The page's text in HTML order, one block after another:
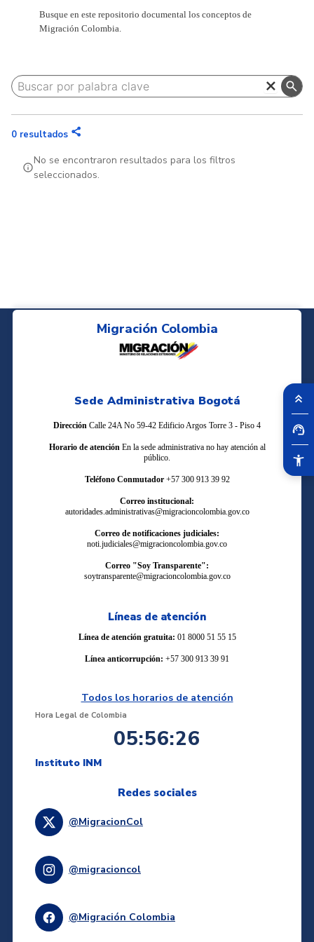
Busque en este repositorio documental los conceptos de
Migración Colombia.
close search
0 resultados share
info
No se encontraron resultados para los filtros
seleccionados.
Migración Colombia
Sede Administrativa Bogotá
Dirección Calle 24A No 59-42 Edificio Argos Torre 3 - Piso 4
Horario de atención En la sede administrativa no hay atención al
público.
Teléfono Conmutador +57 300 913 39 92
Correo institucional:
autoridades.administrativas@migracioncolombia.gov.co
Correo de notificaciones judiciales:
noti.judiciales@migracioncolombia.gov.co
Correo "Soy Transparente":
soytransparente@migracioncolombia.gov.co
Líneas de atención
Línea de atención gratuita: 01 8000 51 55 15
Línea anticorrupción: +57 300 913 39 91
Todos los horarios de atención
Hora Legal de Colombia
05:56:26
Instituto INM
Redes sociales
@MigracionCol
@migracioncol
@Migración Colombia